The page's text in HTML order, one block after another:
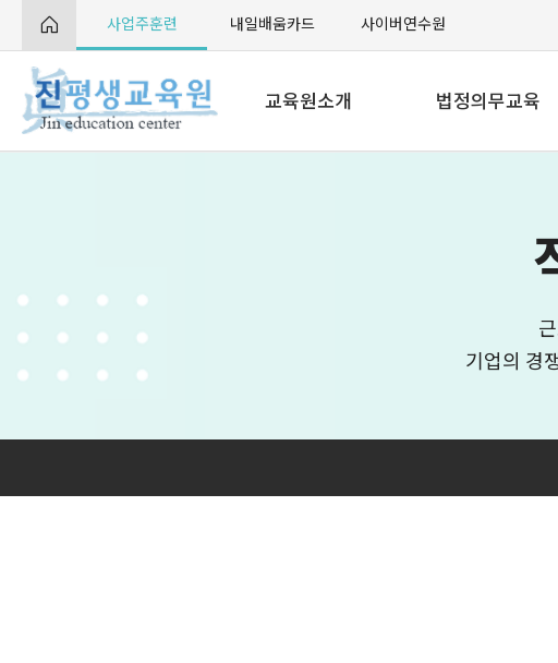
사업주훈련 내일배움카드 사이버연수원
교육원소개 법정의무교육
기업의 경